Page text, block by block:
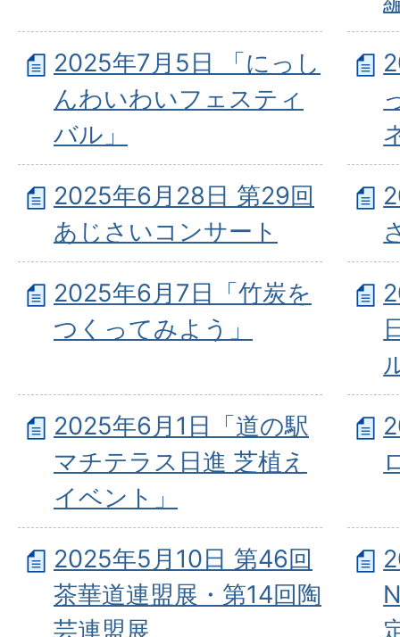
2025年7月5日 「にっし
んわいわいフェスティ
バル」
2025年6月28日 第29回
あじさいコンサート
2025年6月7日「竹炭を
つくってみよう」
2025年6月1日「道の駅
マチテラス日進 芝植え
イベント」
2025年5月10日 第46回
茶華道連盟展・第14回陶
芸連盟展